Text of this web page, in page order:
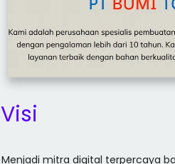
Visi
Menjadi mitra digital terpercaya